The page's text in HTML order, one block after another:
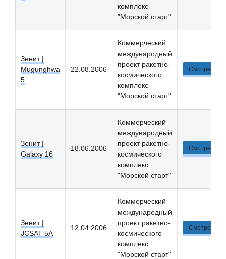
комплекс
"Морской старт"
Зенит |
Mugunghwa
5
22.08.2006
Коммерческий
международный
проект ракетно-
космического
комплекс
"Морской старт"
Смотреть
Зенит |
Galaxy 16
18.06.2006
Коммерческий
международный
проект ракетно-
космического
комплекс
"Морской старт"
Смотреть
Зенит |
JCSAT 5A
12.04.2006
Коммерческий
международный
проект ракетно-
космического
комплекс
"Морской старт"
Смотреть